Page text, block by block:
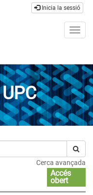
Inicia la sessió
Cerca avançada
Accés
obert